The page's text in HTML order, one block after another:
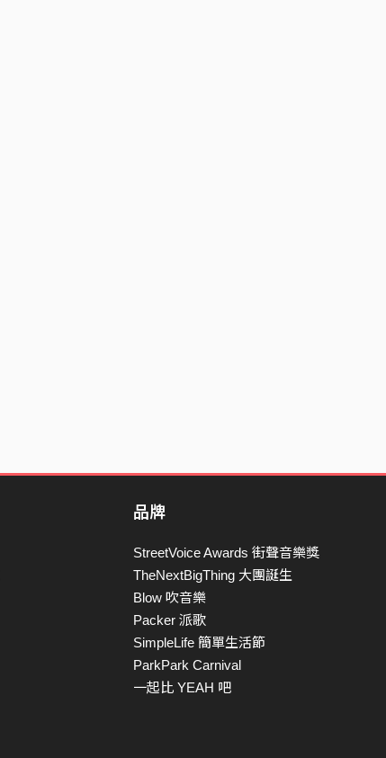
品牌
StreetVoice Awards 街聲音樂獎
TheNextBigThing 大團誕生
Blow 吹音樂
Packer 派歌
SimpleLife 簡單生活節
ParkPark Carnival
一起比 YEAH 吧